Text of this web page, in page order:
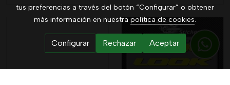
tus preferencias a través del botón “Configurar” o obtener
más información en nuestra política de cookies.
Configurar Rechazar Aceptar